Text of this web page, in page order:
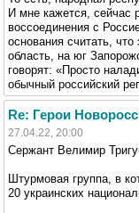
И мне кажется, сейчас
воссоединения с
основания считать,
область, на юг
говорят: «Просто
обычный российский
Re: Герои
27.04.22, 20:00
Сержант Велимир
Штурмовая группа, в
20 украинских